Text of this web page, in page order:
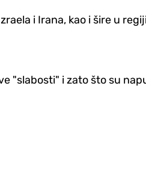
i Irana, kao i šire u
"slabosti" i zato što su